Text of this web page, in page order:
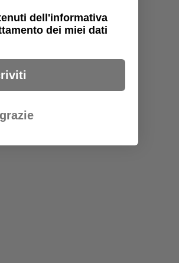
dell'informativa
dei miei dati